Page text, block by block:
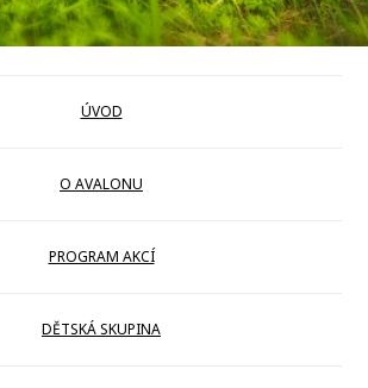
ÚVOD
O AVALONU
PROGRAM AKCÍ
DĚTSKÁ SKUPINA